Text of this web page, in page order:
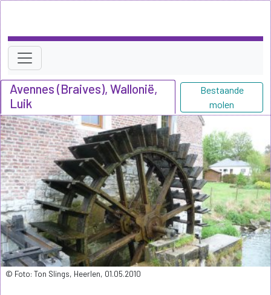
Avennes (Braives), Wallonië,
Luik
Bestaande
molen
© Foto: Ton Slings, Heerlen, 01.05.2010